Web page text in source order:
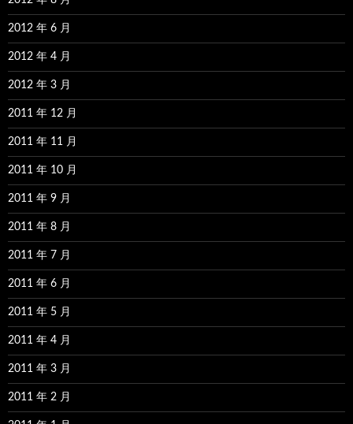
2012 年 6 月
2012 年 4 月
2012 年 3 月
2011 年 12 月
2011 年 11 月
2011 年 10 月
2011 年 9 月
2011 年 8 月
2011 年 7 月
2011 年 6 月
2011 年 5 月
2011 年 4 月
2011 年 3 月
2011 年 2 月